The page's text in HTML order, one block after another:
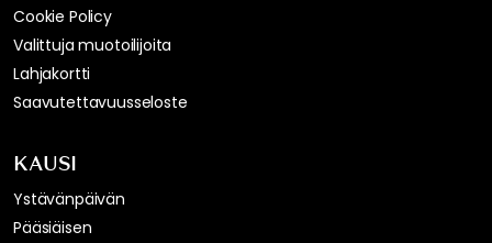
Cookie Policy
Valittuja muotoilijoita
Lahjakortti
Saavutettavuusseloste
KAUSI
Ystävänpäivän
Pääsiäisen